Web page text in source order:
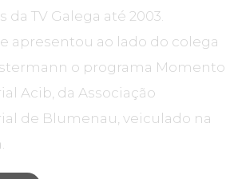
da TV Galega até 2003.
apresentou ao lado do colega
o programa Momento
Acib, da Associação
de Blumenau, veiculado na